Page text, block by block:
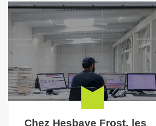
Chez Hesbaye Frost, les